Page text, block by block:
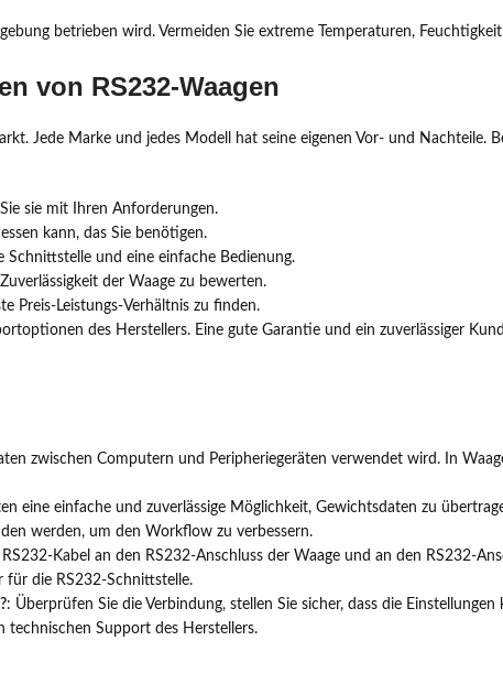
betrieben wird. Vermeiden Sie extreme Temperaturen,
von RS232-Waagen
Jede Marke und jedes Modell hat seine eigenen Vor- und Nachteile.
sie mit Ihren Anforderungen.
kann, das Sie benötigen.
und eine einfache Bedienung.
der Waage zu bewerten.
Preis-Leistungs-Verhältnis zu finden.
des Herstellers. Eine gute Garantie und ein zuverlässiger
zwischen Computern und Peripheriegeräten verwendet wird. In
eine einfache und zuverlässige Möglichkeit, Gewichtsdaten zu
werden, um den Workflow zu verbessern.
Kabel an den RS232-Anschluss der Waage und an den RS232-
für die RS232-Schnittstelle.
: Überprüfen Sie die Verbindung, stellen Sie sicher, dass die
technischen Support des Herstellers.